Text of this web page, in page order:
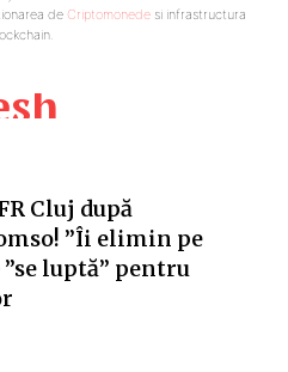
Cluj după
”Îi elimin pe
luptă” pentru
de Criptomonede si infrastructura